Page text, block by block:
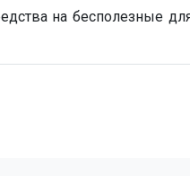
на бесполезные